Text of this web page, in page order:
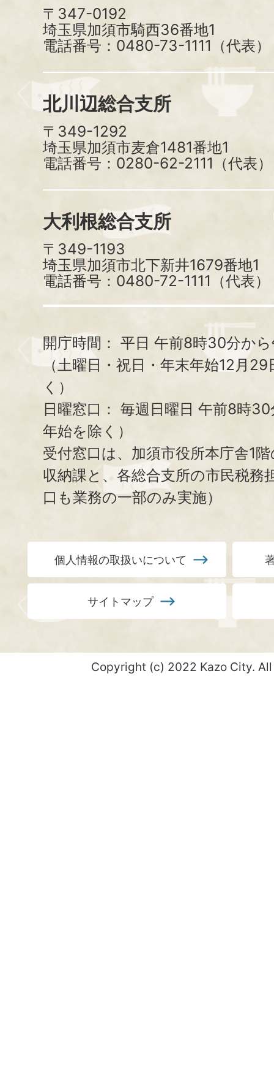
〒347-0192
埼玉県加須市騎西36番地1
電話番号：0480-73-1111（代表）
北川辺総合支所
〒349-1292
埼玉県加須市麦倉1481番地1
電話番号：0280-62-2111（代表）
大利根総合支所
〒349-1193
埼玉県加須市北下新井1679番地1
電話番号：0480-72-1111（代表）
開庁時間： 平日 午前8時30分か
（土曜日・祝日・年末年始12月
く）
日曜窓口： 毎週日曜日 午前8時
年始を除く）
受付窓口は、加須市役所本庁舎1
収納課と、 各総合支所の市民税務
口も業務の一部のみ実施）
個人情報の取扱いについて
サイトマップ
Copyright (c) 2022 Kazo City.